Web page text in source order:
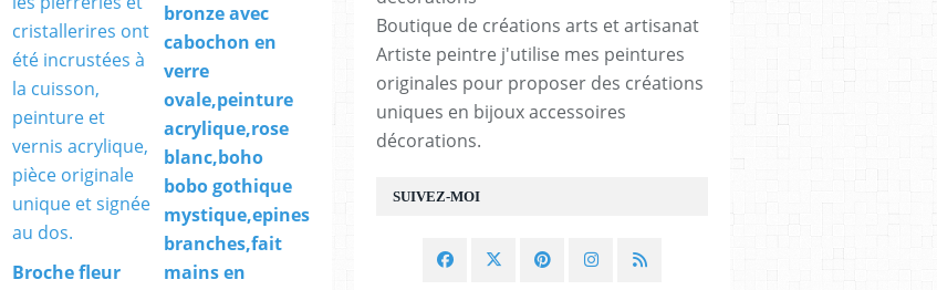
Broche fleur
bronze avec
cabochon en
verre
ovale,peinture
acrylique,rose
blanc,boho
bobo gothique
mystique,epines
branches,fait
mains en
SUIVEZ-MOI
Boutique de créations arts et artisanat
Artiste peintre j'utilise mes peintures
originales pour proposer des créations
uniques en bijoux accessoires
décorations.